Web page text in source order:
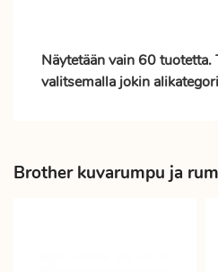
Näytetään vain 60 tuotetta.
valitsemalla jokin
Brother kuvarumpu ja